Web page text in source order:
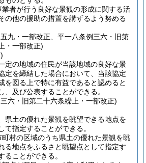
者が行う良好な景観の形成に関する活
の他の援助の措置を講ずるよう努める
九・一部改正、平一八条例三六・旧第
・一部改正)
定の地域の住民が当該地域の良好な景
定を締結した場合において、当該協定
を図る上で特に有益であると認めると
、及び公表することができる。
六・旧第二十六条繰上・一部改正)
県土の優れた景観を眺望できる地点を
て指定することができる。
村の区域のうち県土の優れた景観を眺
る地点をふるさと眺望点として指定す
ることができる。